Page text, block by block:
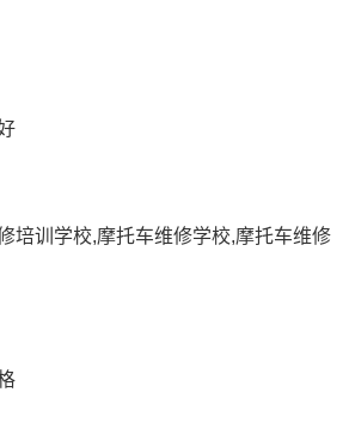
培训学校,摩托车维修学校,摩托车维修